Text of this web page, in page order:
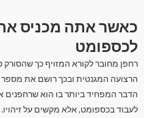
כאשר אתה מכניס
לכספומט
רחפן מחובר לקורא המזויף כך
הדבר המפחיד ביותר בו הוא שרחפנים
לעבוד בכספומט, אלא מקשים על